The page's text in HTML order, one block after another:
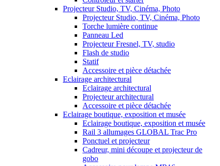
Projecteur Studio, TV, Cinéma, Photo
Projecteur Studio, TV, Cinéma, Photo
Torche lumière continue
Panneau Led
Projecteur Fresnel, TV, studio
Flash de studio
Statif
Accessoire et pièce détachée
Eclairage architectural
Eclairage architectural
Projecteur architectural
Accessoire et pièce détachée
Eclairage boutique, exposition et musée
Eclairage boutique, exposition et musée
Rail 3 allumages GLOBAL Trac Pro
Ponctuel et projecteur
Cadreur, mini découpe et projecteur de
gobo